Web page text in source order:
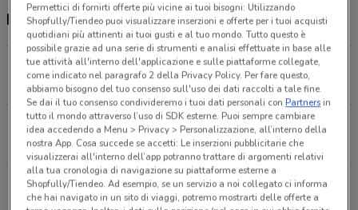
Negozi e orari Iperceramica
Via Aurelia, 750 Roma
29.2 km
APERTO
Via della Pineta Sacchetti, 199 Roma
29.6 km
Via Laurentina, 928 Roma
38 km
APERTO
Permettici di fornirti offerte più vicine ai tuoi bisogni: Utilizzando
Shopfully/Tiendeo puoi visualizzare inserzioni e offerte per i tuoi acquisti
quotidiani più attinenti ai tuoi gusti e al tuo mondo. Tutto questo è
possibile grazie ad una serie di strumenti e analisi effettuate in base alle
tue attività all'interno dell'applicazione e sulle piattaforme collegate,
come indicato nel paragrafo 2 della Privacy Policy. Per fare questo,
abbiamo bisogno del tuo consenso sull'uso dei dati raccolti a tale fine.
Se dai il tuo consenso condivideremo i tuoi dati personali conPartnersin
tutto il mondo attraverso l’uso di SDK esterne. Puoi sempre cambiare
idea accedendo a Menu > Privacy > Personalizzazione, all’interno della
nostra App. Cosa succede se accetti: Le inserzioni pubblicitarie che
visualizzerai all'interno dell’app potranno trattare di argomenti relativi
alla tua cronologia di navigazione su piattaforme esterne a
Shopfully/Tiendeo. Ad esempio, se un servizio a noi collegato ci informa
che hai navigato in un sito di viaggi, potremo mostrarti delle offerte a